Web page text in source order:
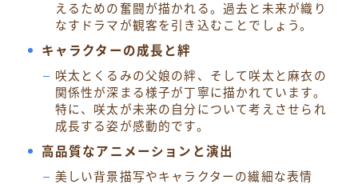
えるための奮闘が描かれる。過去と未来が織り
なすドラマが観客を引き込むことでしょう。
キャラクターの成長と絆
咲太とくるみの父娘の絆、そして咲太と麻衣の
関係性が深まる様子が丁寧に描かれています。
特に、咲太が未来の自分について考えさせられ
成長する姿が感動的です。
高品質なアニメーションと演出
美しい背景描写やキャラクターの繊細な表情